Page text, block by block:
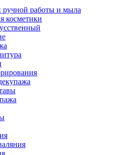
ручной работы и мыла
косметики